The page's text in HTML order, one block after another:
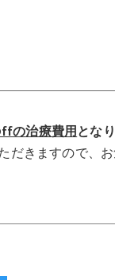
の治療費用とな
きますので、